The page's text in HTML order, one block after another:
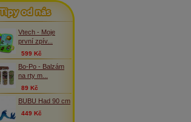
Tipy od nás
Vtech - Moje
první zpív...
599 Kč
Bo-Po - Balzám
na rty m...
89 Kč
BUBU Had 90 cm
449 Kč